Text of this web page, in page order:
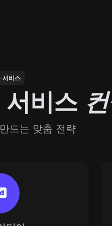
서비스
비스
드는 맞춤 전략